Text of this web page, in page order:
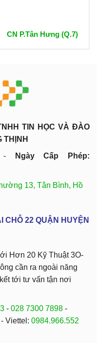
CN P.Tân Hưng (Q.7)
TIN HỌC VÀ ĐÀO
THỊNH
-
Ngày Cấp Phép:
13, Tân Bình, Hồ
CHỖ 22 QUẬN HUYỆN
Hơn 20 Kỹ Thuật 3O-
cần ra ngoài năng
tới tư vấn tận nơi
- 028 7300 7898 -
Viettel: 0984.966.552